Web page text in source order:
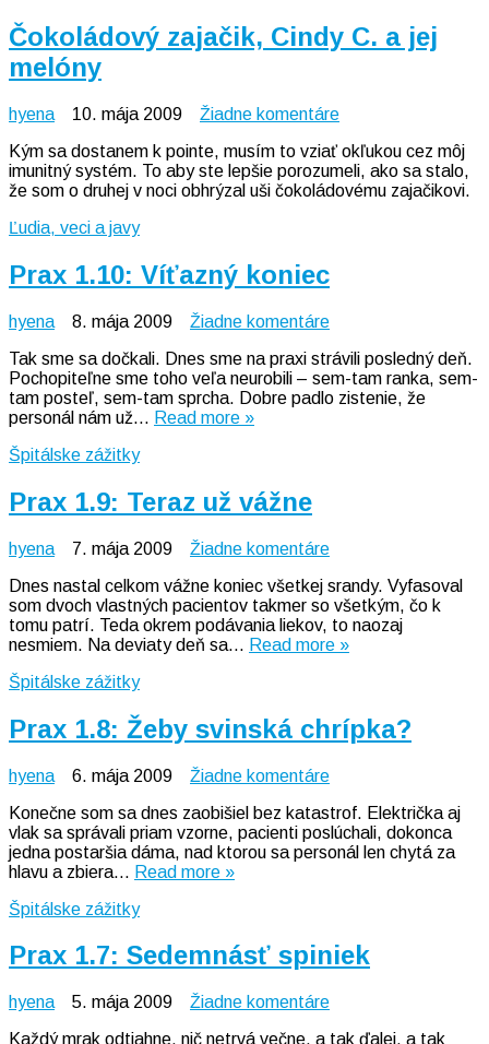
Čokoládový zajačik, Cindy C. a jej
melóny
hyena 10. mája 2009 Žiadne komentárena
zajačik,
Cindy
C.
Kým sa dostanem k pointe, musím to vziať okľukou cez môj
imunitný systém. To aby ste lepšie porozumeli, ako sa stalo,
že som o druhej v noci obhrýzal uši čokoládovému zajačikovi.
Ľudia, veci a javy
Prax 1.10: Víťazný koniec
hyena 8. mája 2009 Žiadne komentárena
1.10:
Víťazný
koniec
Tak sme sa dočkali. Dnes sme na praxi strávili posledný deň.
Pochopiteľne sme toho veľa neurobili – sem-tam ranka, sem-
tam posteľ, sem-tam sprcha. Dobre padlo zistenie, že
personál nám už… Read more »
Špitálske zážitky
Prax 1.9: Teraz už vážne
hyena 7. mája 2009 Žiadne komentárena
1.9:
Teraz
už
vážne
Dnes nastal celkom vážne koniec všetkej srandy. Vyfasoval
som dvoch vlastných pacientov takmer so všetkým, čo k
tomu patrí. Teda okrem podávania liekov, to naozaj
nesmiem. Na deviaty deň sa… Read more »
Špitálske zážitky
Prax 1.8: Žeby svinská chrípka?
hyena 6. mája 2009 Žiadne komentárena
1.8:
Žeby
svinská
Konečne som sa dnes zaobišiel bez katastrof. Električka aj
vlak sa správali priam vzorne, pacienti poslúchali, dokonca
jedna postaršia dáma, nad ktorou sa personál len chytá za
hlavu a zbiera… Read more »
Špitálske zážitky
Prax 1.7: Sedemnásť spiniek
hyena 5. mája 2009 Žiadne komentárena
Každý mrak odtiahne, nič netrvá večne, a tak ďalej, a tak